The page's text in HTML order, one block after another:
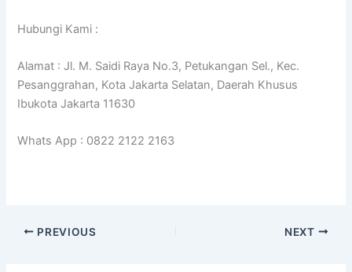
Hubungi Kami :
Alamat : Jl. M. Saidi Raya No.3, Petukangan Sel., Kec.
Pesanggrahan, Kota Jakarta Selatan, Daerah Khusus
Ibukota Jakarta 11630
Whats App : 0822 2122 2163
PREVIOUS NEXT